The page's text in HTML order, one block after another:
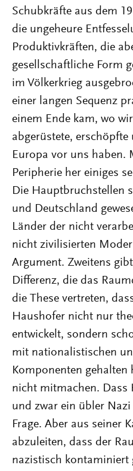
Schubkräfte aus dem
die ungeheure
Produktivkräften, die
gesellschaftliche Form
im Völkerkrieg
einer langen Sequenz
einem Ende kam, wo
abgerüstete,
Europa vor uns haben.
Peripherie her einiges
Die Hauptbruchstellen
und Deutschland
Länder der nicht
nicht zivilisierten
Argument. Zweitens
Differenz, die das
die These vertreten,
Haushofer nicht nur
entwickelt, sondern
mit nationalistischen
Komponenten gehalten
nicht mitmachen. Dass
und zwar ein übler
Frage. Aber aus seiner
abzuleiten, dass der
nazistisch kontaminiert